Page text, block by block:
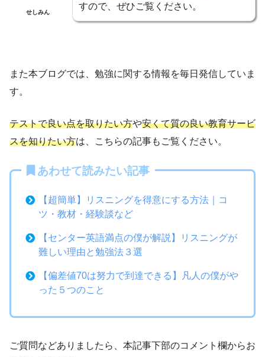
せしみん
すので、ぜひご覧ください。
また本ブログでは、勉強に関する情報を毎日発信していま
す。
テストで良い点を取りたい方や安くて質の良い教育サービ
スを知りたい方は、こちらの記事もご覧ください。
あわせて読みたい記事
【超簡単】リスニングを得意にする方法｜コ
ツ・教材・経験談など
【センター英語満点の僕が解説】リスニングが
難しい理由と勉強法３選
【偏差値70は努力で到達できる】凡人の僕がや
った５つのこと
ご質問などありましたら、本記事下部のコメント欄からお